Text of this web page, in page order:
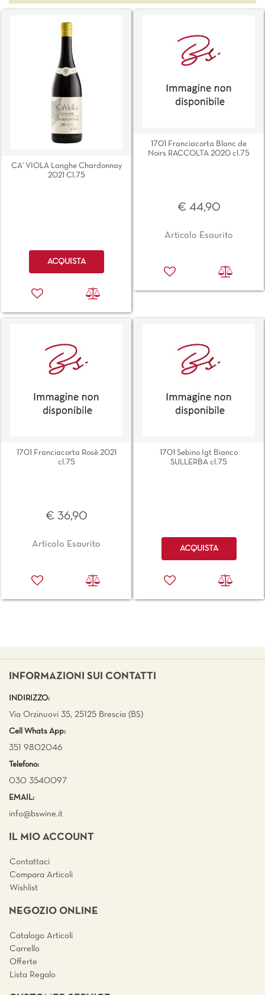
CA' VIOLA Langhe Chardonnay
2021 Cl.75
Quantità
ACQUISTA
1701 Franciacorta Blanc de
Noirs RACCOLTA 2020 cl.75
€ 44,90
Articolo Esaurito
1701 Franciacorta Rosè 2021
cl.75
€ 36,90
Articolo Esaurito
1701 Sebino Igt Bianco
SULLERBA cl.75
Quantità
ACQUISTA
INFORMAZIONI SUI CONTATTI
INDIRIZZO:
Via Orzinuovi 35, 25125 Brescia (BS)
Cell Whats App:
351 9802046
Telefono:
030 3540097
EMAIL:
info@bswine.it
IL MIO ACCOUNT
Contattaci
Compara Articoli
Wishlist
NEGOZIO ONLINE
Catalogo Articoli
Carrello
Offerte
Lista Regalo